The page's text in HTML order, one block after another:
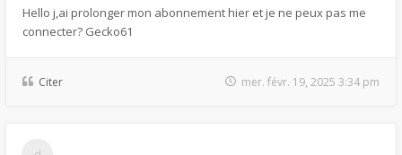
Hello j,ai prolonger mon abonnement hier et je ne peux pas me
connecter? Gecko61
Citer mer. févr. 19, 2025 3:34 pm